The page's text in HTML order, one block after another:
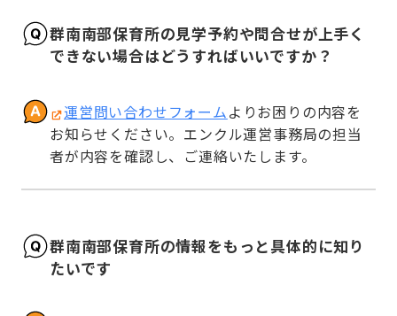
群南南部保育所の見学予約や問合せが上手く
できない場合はどうすればいいですか？
運営問い合わせフォームよりお困りの内容を
お知らせください。エンクル運営事務局の担当
者が内容を確認し、ご連絡いたします。
群南南部保育所の情報をもっと具体的に知り
たいです